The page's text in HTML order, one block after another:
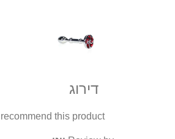
דירוג
I recommend this product